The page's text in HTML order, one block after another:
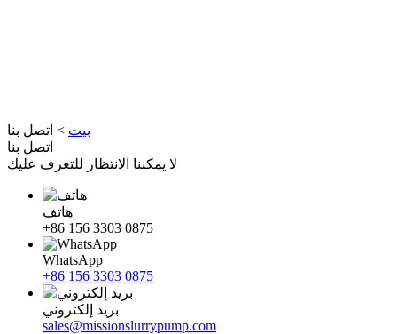
بيت > اتصل بنا
اتصل بنا
لا يمكننا الانتظار للتعرف عليك
هاتف
+86 156 3303 0875
WhatsApp
+86 156 3303 0875
بريد إلكتروني
sales@missionslurrypump.com